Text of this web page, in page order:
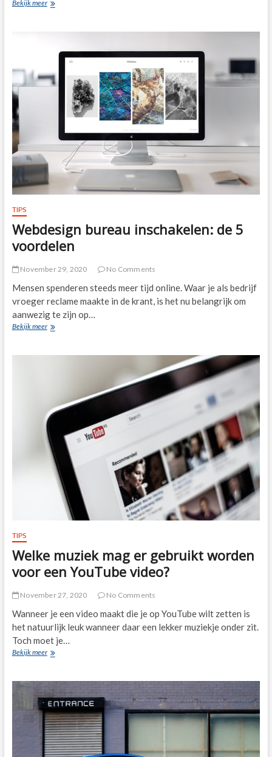
Bekijk meerEfficiënt
webshop?
TIPS
Webdesign bureau inschakelen: de 5
voordelen
November 29, 2020 No Comments
Mensen spenderen steeds meer tijd online. Waar je als bedrijf
vroeger reclame maakte in de krant, is het nu belangrijk om
aanwezig te zijn op…
Bekijk meerWebdesign
de
TIPS
Welke muziek mag er gebruikt worden
voor een YouTube video?
November 27, 2020 No Comments
Wanneer je een video maakt die je op YouTube wilt zetten is
het natuurlijk leuk wanneer daar een lekker muziekje onder zit.
Toch moet je…
Bekijk meerWelke
er
gebruikt
worden
voor
een
YouTube
video?